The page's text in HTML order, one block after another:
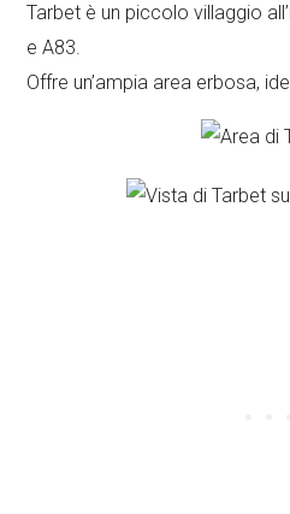
Tarbet è un piccolo villaggio
e A83.
Offre un’ampia area erbosa,